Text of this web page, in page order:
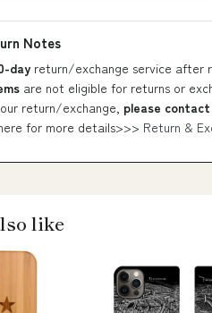
Notes
day return/exchange service after
are not eligible for returns or
return/exchange, please contact
for more details>>> Return &
like